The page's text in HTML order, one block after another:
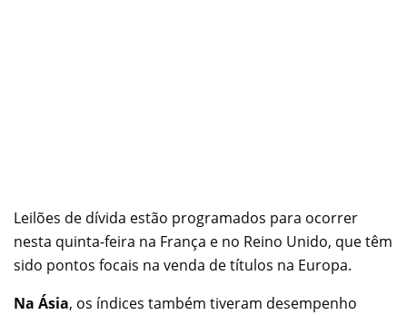
Leilões de dívida estão programados para ocorrer
nesta quinta-feira na França e no Reino Unido, que têm
sido pontos focais na venda de títulos na Europa.
Na Ásia, os índices também tiveram desempenho